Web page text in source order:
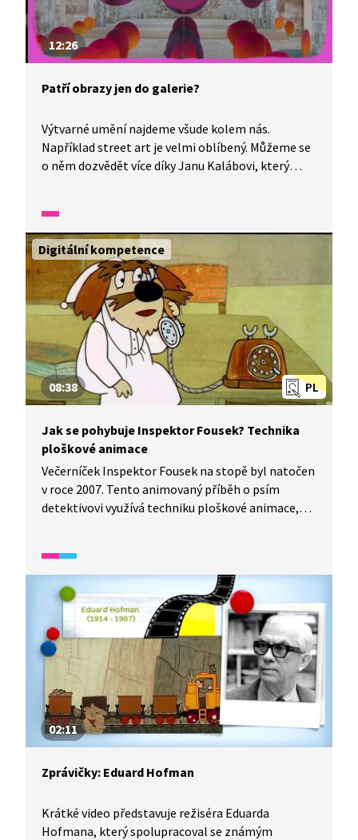
12:26
Patří obrazy jen do galerie?
Výtvarné umění najdeme všude kolem nás.
Například street art je velmi oblíbený. Můžeme se
o něm dozvědět více díky Janu Kalábovi, který
a do galerií a má velký úspěch. Navštívíme také
malířku Martinu Staňkovou.
Digitální kompetence
PL
08:38
Jak se pohybuje Inspektor Fousek? Technika
ploškové animace
Večerníček Inspektor Fousek na stopě byl natočen
v roce 2007. Tento animovaný příběh o psím
detektivovi využívá techniku ploškové animace,
Režii měl na starosti Josef Lamka, scénář napsala
Hana Lamková, animaci vytvořili Pavel Rak a David
Filcík, a výtvarnou podobu postav ztvárnila Eva
Sýkorová-Pekárková. Na tomto videu si pomocí
metodiky společně vysvětlíme základy animace,
která vytváří iluzi pohybu prostřednictvím
postupného snímání různých částí postav.
02:11
Zprávičky: Eduard Hofman
Krátké video představuje režiséra Eduarda
Hofmana, který spolupracoval se známým